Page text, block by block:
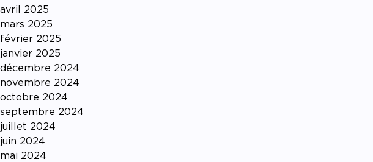
avril 2025
mars 2025
février 2025
janvier 2025
décembre 2024
novembre 2024
octobre 2024
septembre 2024
juillet 2024
juin 2024
mai 2024